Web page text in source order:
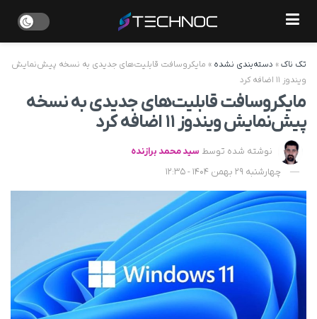
تک ناک» دسته‌بندی نشده » مایکروسافت قابلیت‌های جدیدی به نسخه پیش‌نمایش
ویندوز ۱۱ اضافه کرد
مایکروسافت قابلیت‌های جدیدی به نسخه
پیش‌نمایش ویندوز ۱۱ اضافه کرد
نوشته شده توسط سید محمد برازنده
چهارشنبه 29 بهمن 1404 - 12:35